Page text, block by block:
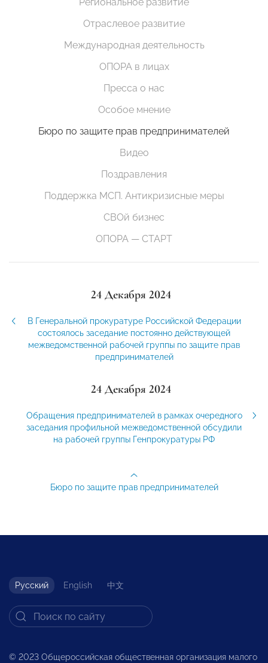
Отраслевое развитие
Международная деятельность
ОПОРА в лицах
Пресса о нас
Особое мнение
Бюро по защите прав предпринимателей
Видео
Поздравления
Поддержка МСП. Антикризисные меры
СВОй бизнес
ОПОРА — СТАРТ
24 Декабря 2024
В Генеральной прокуратуре Российской Федерации
состоялось заседание постоянно действующей
межведомственной рабочей группы по защите прав
предпринимателей
24 Декабря 2024
Обращения предпринимателей в рамках очередного
заседания профильной межведомственной обсудили
на рабочей группы Генпрокуратуры РФ
Бюро по защите прав предпринимателей
Русский English 中文
© 2023 Общероссийская общественная организация малого